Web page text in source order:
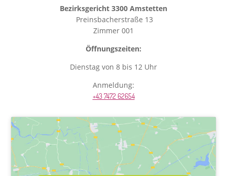
Bezirksgericht 3300 Amstetten
Preinsbacherstraße 13
Zimmer 001
Öffnungszeiten:
Dienstag von 8 bis 12 Uhr
Anmeldung:
+43 7472 62654